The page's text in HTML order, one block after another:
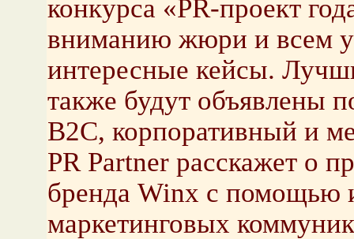
конкурса «PR-проект
вниманию жюри и всем
интересные кейсы.
также будут объявлены
B2C, корпоративный и
PR Partner расскажет о
бренда Winx с помощью
маркетинговых